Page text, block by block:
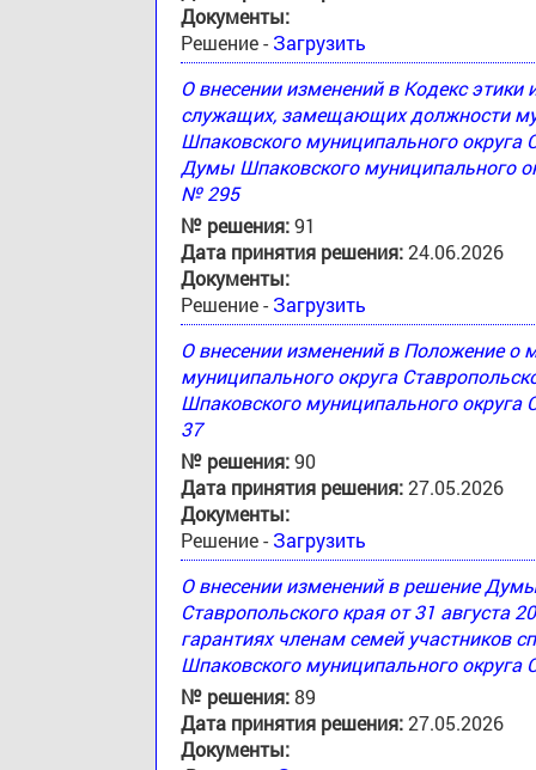
Документы:
Решение - Загрузить
О внесении изменений в Кодекс
служащих, замещающих должности
Шпаковского муниципального
Думы Шпаковского муниципального
№ 295
№ решения:91
Дата принятия решения:24.06.2026
Документы:
Решение - Загрузить
О внесении изменений в Положение
муниципального округа
Шпаковского муниципального округа
37
№ решения:90
Дата принятия решения:27.05.2026
Документы:
Решение - Загрузить
О внесении изменений в решение
Ставропольского края от 31
гарантиях членам семей участников
Шпаковского муниципального округа
№ решения:89
Дата принятия решения:27.05.2026
Документы: